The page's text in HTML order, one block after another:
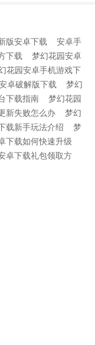
版安卓下载
安卓手
下载
梦幻花园安卓
花园安卓手机游戏下
卓破解版下载
梦幻
下载指南
梦幻花园
新失败怎么办
梦幻
载新手玩法介绍
梦
下载如何快速升级
卓下载礼包领取方